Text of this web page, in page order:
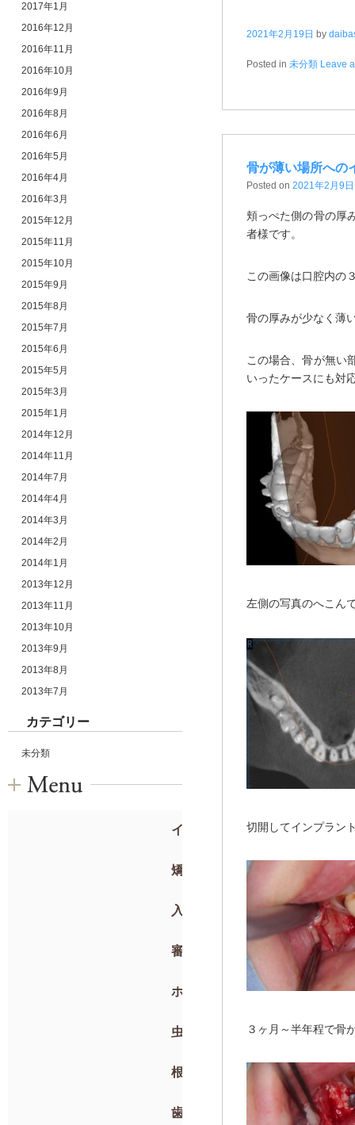
2017年1月
2016年12月
2016年11月
2016年10月
2016年9月
2016年8月
2016年6月
2016年5月
2016年4月
2016年3月
2015年12月
2015年11月
2015年10月
2015年9月
2015年8月
2015年7月
2015年6月
2015年5月
2015年3月
2015年1月
2014年12月
2014年11月
2014年7月
2014年4月
2014年3月
2014年2月
2014年1月
2013年12月
2013年11月
2013年10月
2013年9月
2013年8月
2013年7月
カテゴリー
未分類
インプラント
矯正歯科
入れ歯
審美歯科
ホワイトニング
虫歯治療・抜歯
根管治療
歯周病
2021年2月19日 by
Posted in 未分類 Leave
骨が薄い場所への
Posted on 2021年2月9日
頬っぺた側の骨の厚
者様です。
この画像は口腔内の
骨の厚みが少なく薄
この場合、骨が無い
いったケースにも対
左側の写真のへこん
切開してインプラン
３ヶ月～半年程で骨